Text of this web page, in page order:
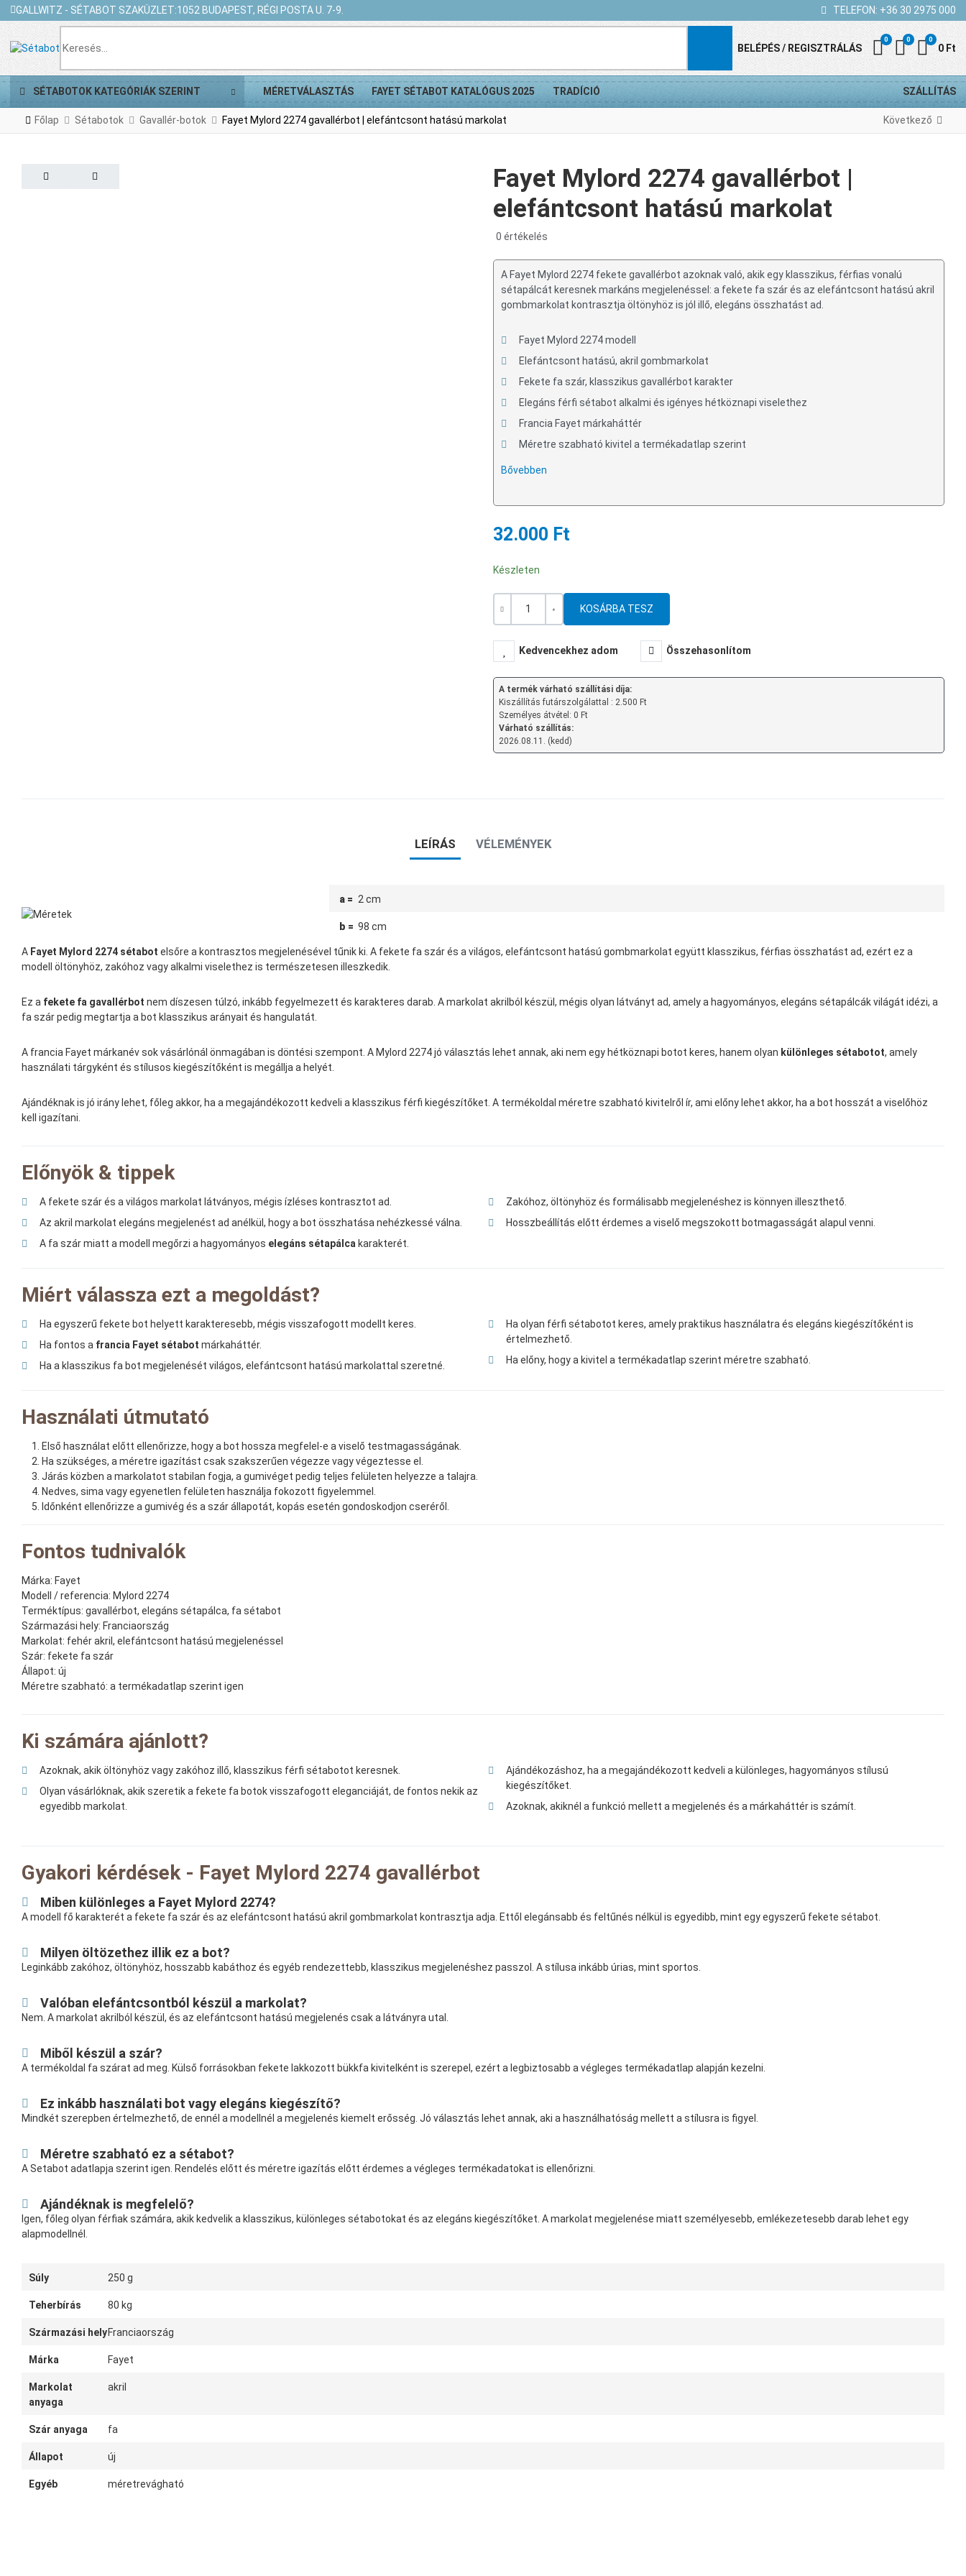
GALLWITZ - SÉTABOT SZAKÜZLET:1052 BUDAPEST, RÉGI POSTA U. 7-9. TELEFON: +36 30 2975 000
BELÉPÉS / REGISZTRÁLÁS Kedvenc
0 0 Kosár
0
0 Ft
SÉTABOTOK KATEGÓRIÁK SZERINT MÉRETVÁLASZTÁS FAYET SÉTABOT KATALÓGUS 2025 TRADÍCIÓ SZÁLLÍTÁS
Főlap Sétabotok Gavallér-botok Fayet Mylord 2274 gavallérbot | elefántcsont hatású markolat Következő
Fayet Mylord 2274 gavallérbot |
elefántcsont hatású markolat
0 értékelés
A Fayet Mylord 2274 fekete gavallérbot azoknak való, akik egy klasszikus, férfias vonalú
sétapálcát keresnek markáns megjelenéssel: a fekete fa szár és az elefántcsont hatású akril
gombmarkolat kontrasztja öltönyhöz is jól illő, elegáns összhatást ad.
Fayet Mylord 2274 modell
Elefántcsont hatású, akril gombmarkolat
Fekete fa szár, klasszikus gavallérbot karakter
Elegáns férfi sétabot alkalmi és igényes hétköznapi viselethez
Francia Fayet márkaháttér
Méretre szabható kivitel a termékadatlap szerint
Bővebben
32.000 Ft
Készleten
Mennyiség
Kedvencekhez adom Összehasonlítom
A termék várható szállítási díja:
Kiszállítás futárszolgálattal : 2.500 Ft
Személyes átvétel: 0 Ft
Várható szállítás:
2026.08.11. (kedd)
LEÍRÁS VÉLEMÉNYEK
a = 2 cm
b = 98 cm
A Fayet Mylord 2274 sétabot elsőre a kontrasztos megjelenésével tűnik ki. A fekete fa szár és a világos, elefántcsont hatású gombmarkolat együtt klasszikus, férfias összhatást ad, ezért ez a
modell öltönyhöz, zakóhoz vagy alkalmi viselethez is természetesen illeszkedik.
Ez a fekete fa gavallérbot nem díszesen túlzó, inkább fegyelmezett és karakteres darab. A markolat akrilból készül, mégis olyan látványt ad, amely a hagyományos, elegáns sétapálcák világát idézi, a
fa szár pedig megtartja a bot klasszikus arányait és hangulatát.
A francia Fayet márkanév sok vásárlónál önmagában is döntési szempont. A Mylord 2274 jó választás lehet annak, aki nem egy hétköznapi botot keres, hanem olyan különleges sétabotot, amely
használati tárgyként és stílusos kiegészítőként is megállja a helyét.
Ajándéknak is jó irány lehet, főleg akkor, ha a megajándékozott kedveli a klasszikus férfi kiegészítőket. A termékoldal méretre szabható kivitelről ír, ami előny lehet akkor, ha a bot hosszát a viselőhöz
kell igazítani.
Előnyök & tippek
A fekete szár és a világos markolat látványos, mégis ízléses kontrasztot ad.
Az akril markolat elegáns megjelenést ad anélkül, hogy a bot összhatása nehézkessé válna.
A fa szár miatt a modell megőrzi a hagyományos elegáns sétapálca karakterét.
Zakóhoz, öltönyhöz és formálisabb megjelenéshez is könnyen illeszthető.
Hosszbeállítás előtt érdemes a viselő megszokott botmagasságát alapul venni.
Miért válassza ezt a megoldást?
Ha egyszerű fekete bot helyett karakteresebb, mégis visszafogott modellt keres.
Ha fontos a francia Fayet sétabot márkaháttér.
Ha a klasszikus fa bot megjelenését világos, elefántcsont hatású markolattal szeretné.
Ha olyan férfi sétabotot keres, amely praktikus használatra és elegáns kiegészítőként is
értelmezhető.
Ha előny, hogy a kivitel a termékadatlap szerint méretre szabható.
Használati útmutató
Első használat előtt ellenőrizze, hogy a bot hossza megfelel-e a viselő testmagasságának.
Ha szükséges, a méretre igazítást csak szakszerűen végezze vagy végeztesse el.
Járás közben a markolatot stabilan fogja, a gumivéget pedig teljes felületen helyezze a talajra.
Nedves, sima vagy egyenetlen felületen használja fokozott figyelemmel.
Időnként ellenőrizze a gumivég és a szár állapotát, kopás esetén gondoskodjon cseréről.
Fontos tudnivalók
Márka: Fayet
Modell / referencia: Mylord 2274
Terméktípus: gavallérbot, elegáns sétapálca, fa sétabot
Származási hely: Franciaország
Markolat: fehér akril, elefántcsont hatású megjelenéssel
Szár: fekete fa szár
Állapot: új
Méretre szabható: a termékadatlap szerint igen
Ki számára ajánlott?
Azoknak, akik öltönyhöz vagy zakóhoz illő, klasszikus férfi sétabotot keresnek.
Olyan vásárlóknak, akik szeretik a fekete fa botok visszafogott eleganciáját, de fontos nekik az
egyedibb markolat.
Ajándékozáshoz, ha a megajándékozott kedveli a különleges, hagyományos stílusú
kiegészítőket.
Azoknak, akiknél a funkció mellett a megjelenés és a márkaháttér is számít.
Gyakori kérdések - Fayet Mylord 2274 gavallérbot
Miben különleges a Fayet Mylord 2274?
A modell fő karakterét a fekete fa szár és az elefántcsont hatású akril gombmarkolat kontrasztja adja. Ettől elegánsabb és feltűnés nélkül is egyedibb, mint egy egyszerű fekete sétabot.
Milyen öltözethez illik ez a bot?
Leginkább zakóhoz, öltönyhöz, hosszabb kabáthoz és egyéb rendezettebb, klasszikus megjelenéshez passzol. A stílusa inkább úrias, mint sportos.
Valóban elefántcsontból készül a markolat?
Nem. A markolat akrilból készül, és az elefántcsont hatású megjelenés csak a látványra utal.
Miből készül a szár?
A termékoldal fa szárat ad meg. Külső forrásokban fekete lakkozott bükkfa kivitelként is szerepel, ezért a legbiztosabb a végleges termékadatlap alapján kezelni.
Ez inkább használati bot vagy elegáns kiegészítő?
Mindkét szerepben értelmezhető, de ennél a modellnél a megjelenés kiemelt erősség. Jó választás lehet annak, aki a használhatóság mellett a stílusra is figyel.
Méretre szabható ez a sétabot?
A Setabot adatlapja szerint igen. Rendelés előtt és méretre igazítás előtt érdemes a végleges termékadatokat is ellenőrizni.
Ajándéknak is megfelelő?
Igen, főleg olyan férfiak számára, akik kedvelik a klasszikus, különleges sétabotokat és az elegáns kiegészítőket. A markolat megjelenése miatt személyesebb, emlékezetesebb darab lehet egy
alapmodellnél.
Súly 250 g
Teherbírás 80 kg
Származási helyFranciaország
Márka Fayet
Markolat
anyaga
akril
Szár anyaga fa
Állapot új
Egyéb méretrevágható